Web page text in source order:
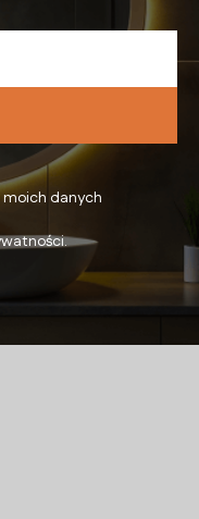
danych